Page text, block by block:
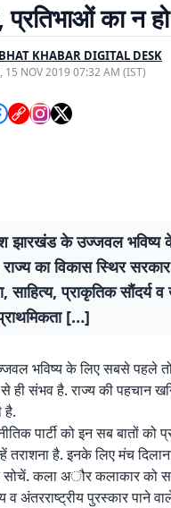
प्रतिभाओं का न
KHABAR DIGITAL DESK
15 NOV 2019 07:32 AM (IST)
झारखंड के उज्जवल भविष्य
का विकास स्थिर
साहित्य, प्राकृतिक सौंदर्य
[…]
भविष्य के लिए सबसे पहले
ही संभव है. राज्य की पहचान
है.
पार्टी को इन सब बातों
तराशना है. इनके लिए मंच
कला अौर कलाकार को
व अंतरराष्ट्रीय पुरस्कार पाने